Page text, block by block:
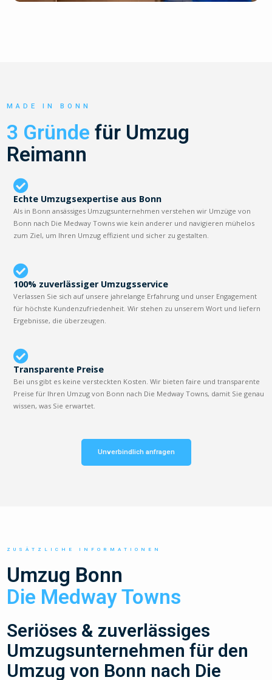
MADE IN BONN
3 Gründe für Umzug
Reimann
Echte Umzugsexpertise aus Bonn
Als in Bonn ansässiges Umzugsunternehmen verstehen wir Umzüge von
Bonn nach Die Medway Towns wie kein anderer und navigieren mühelos
zum Ziel, um Ihren Umzug effizient und sicher zu gestalten.
100% zuverlässiger Umzugsservice
Verlassen Sie sich auf unsere jahrelange Erfahrung und unser Engagement
für höchste Kundenzufriedenheit. Wir stehen zu unserem Wort und liefern
Ergebnisse, die überzeugen.
Transparente Preise
Bei uns gibt es keine versteckten Kosten. Wir bieten faire und transparente
Preise für Ihren Umzug von Bonn nach Die Medway Towns, damit Sie genau
wissen, was Sie erwartet.
Unverbindlich anfragen
ZUSÄTZLICHE INFORMATIONEN
Umzug Bonn
Die Medway Towns
Seriöses & zuverlässiges
Umzugsunternehmen für den
Umzug von Bonn nach Die